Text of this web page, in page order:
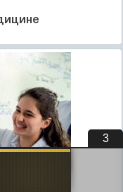
3